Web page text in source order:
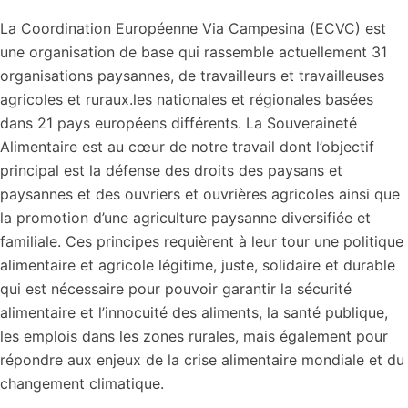
La Coordination Européenne Via Campesina (ECVC) est
une organisation de base qui rassemble actuellement 31
organisations paysannes, de travailleurs et travailleuses
agricoles et ruraux.les nationales et régionales basées
dans 21 pays européens différents. La Souveraineté
Alimentaire est au cœur de notre travail dont l’objectif
principal est la défense des droits des paysans et
paysannes et des ouvriers et ouvrières agricoles ainsi que
la promotion d’une agriculture paysanne diversifiée et
familiale. Ces principes requièrent à leur tour une politique
alimentaire et agricole légitime, juste, solidaire et durable
qui est nécessaire pour pouvoir garantir la sécurité
alimentaire et l’innocuité des aliments, la santé publique,
les emplois dans les zones rurales, mais également pour
répondre aux enjeux de la crise alimentaire mondiale et du
changement climatique.